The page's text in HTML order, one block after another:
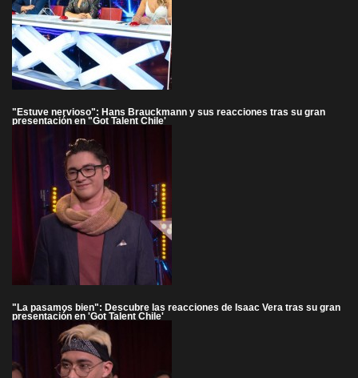
"Estuve nervioso": Hans Brauckmann y sus reacciones tras su gran
presentación en "Got Talent Chile'
"La pasamos bien": Descubre las reacciones de Isaac Vera tras su gran
presentación en 'Got Talent Chile'